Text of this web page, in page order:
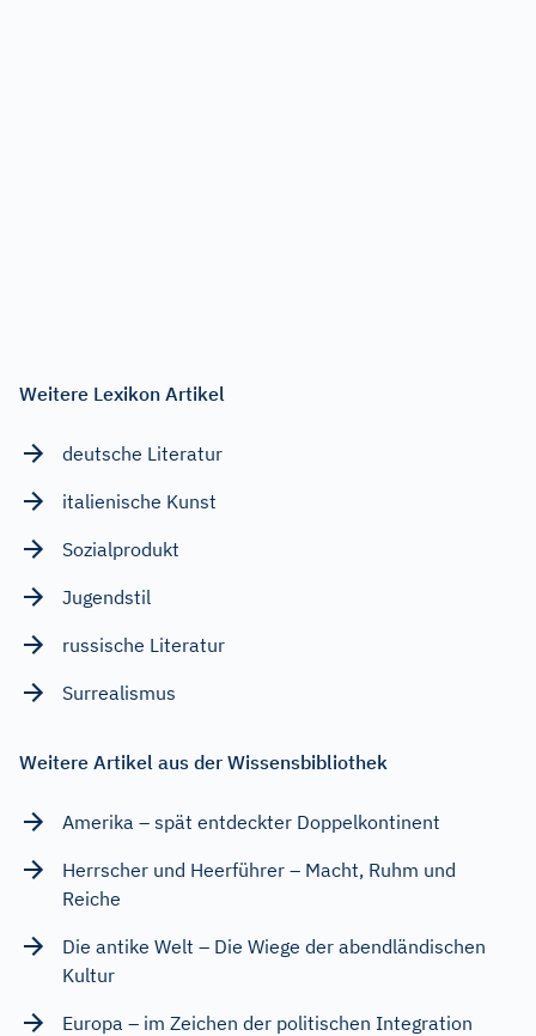
Weitere Lexikon Artikel
deutsche Literatur
italienische Kunst
Sozialprodukt
Jugendstil
russische Literatur
Surrealismus
Weitere Artikel aus der Wissensbibliothek
Amerika – spät entdeckter Doppelkontinent
Herrscher und Heerführer – Macht, Ruhm und
Reiche
Die antike Welt – Die Wiege der abendländischen
Kultur
Europa – im Zeichen der politischen Integration